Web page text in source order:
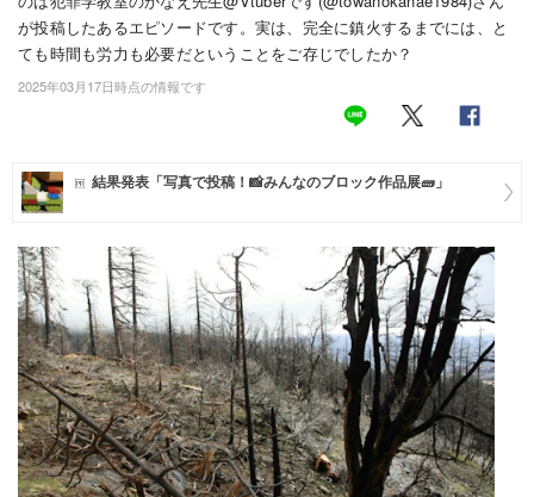
子育て・家族
お仕事
マネー
トレンド・イベント
が投稿したあるエピソードです。実は、完全に鎮火するまでには、と
ても時間も労力も必要だということをご存じでしたか？
2025年03月17日時点の情報です
結果発表「写真で投稿！📸みんなのブロック作品展🧱」